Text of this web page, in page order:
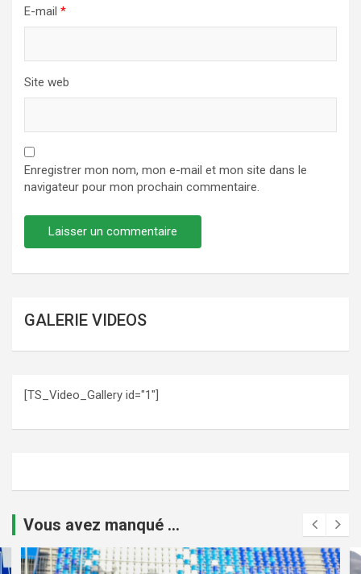
E-mail *
Site web
Enregistrer mon nom, mon e-mail et mon site dans le
navigateur pour mon prochain commentaire.
GALERIE VIDEOS
[TS_Video_Gallery id="1"]
Vous avez manqué ...